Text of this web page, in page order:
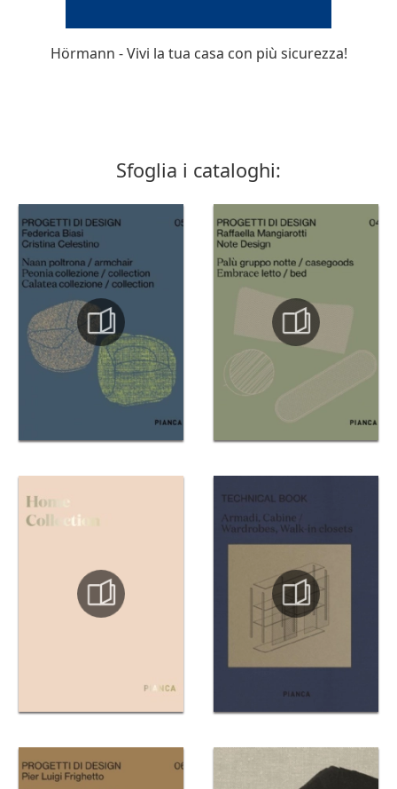
Hörmann - Vivi la tua casa con più sicurezza!
Sfoglia i cataloghi: